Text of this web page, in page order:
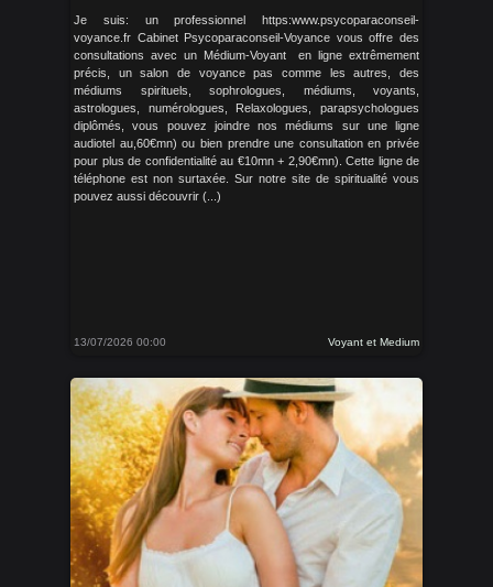
Je suis: un professionnel https:www.psycoparaconseil-
voyance.fr Cabinet Psycoparaconseil-Voyance vous offre des
consultations avec un Médium-Voyant en ligne extrêmement
précis, un salon de voyance pas comme les autres, des
médiums spirituels, sophrologues, médiums, voyants,
astrologues, numérologues, Relaxologues, parapsychologues
diplômés, vous pouvez joindre nos médiums sur une ligne
audiotel au,60€mn) ou bien prendre une consultation en privée
pour plus de confidentialité au €10mn + 2,90€mn). Cette ligne de
téléphone est non surtaxée. Sur notre site de spiritualité vous
pouvez aussi découvrir (...)
13/07/2026 00:00 Voyant et Medium